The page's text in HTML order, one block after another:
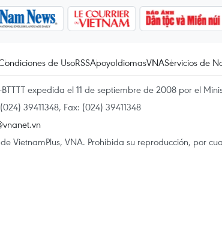
de UsoRSSApoyoIdiomasVNAServicios de
expedida el 11 de septiembre de 2008 por el
39411348, Fax: (024) 39411348
VietnamPlus, VNA. Prohibida su reproducción, por